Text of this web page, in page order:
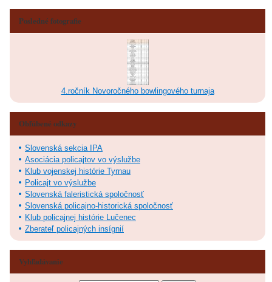
Posledné fotografie
4.ročník Novoročného bowlingového turnaja
Obľúbené odkazy
Slovenská sekcia IPA
Asociácia policajtov vo výslužbe
Klub vojenskej histórie Tyrnau
Policajt vo výslužbe
Slovenská faleristická spoločnosť
Slovenská policajno-historická spoločnosť
Klub policajnej histórie Lučenec
Zberateľ policajných insígnií
Vyhľadávanie